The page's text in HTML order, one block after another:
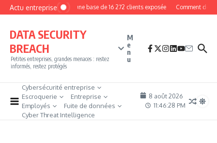
Aller au contenu
Actu entrepriseMyPhoto : une base de 16 272 clients exposée Comment
DATA SECURITY
BREACH
Petites entreprises, grandes menaces : restez
informés, restez protégés
M
e
n
u
Cybersécurité entreprise
Escroquerie
Entreprise
Employés
Fuite de données
Cyber Threat Intelligence
8 août 2026
11:46:30 PM